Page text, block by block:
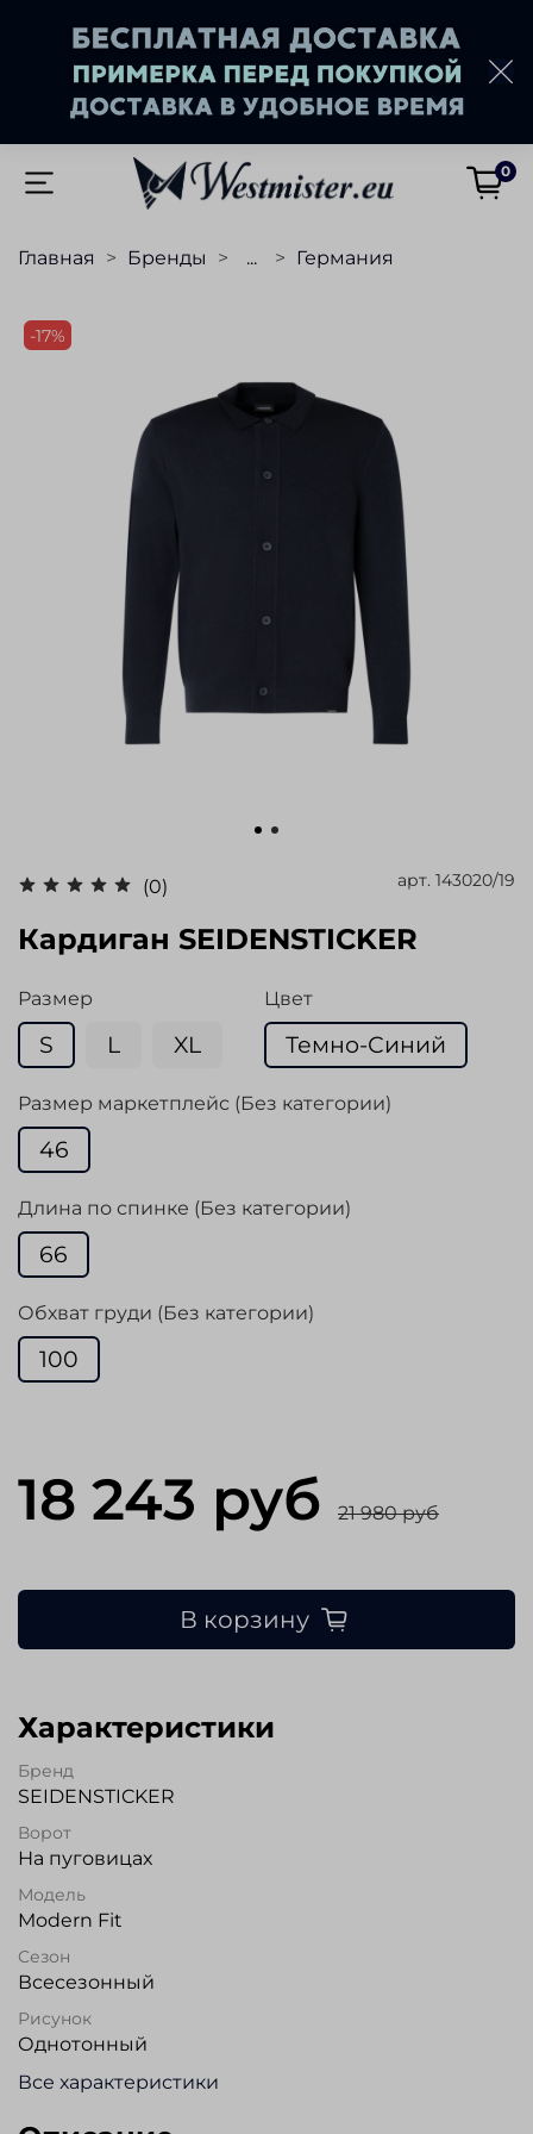
0
Главная Бренды ... Германия
-17%
(0) арт. 143020/19
Кардиган SEIDENSTICKER
Размер
S L XL
Цвет
Темно-Синий
Размер маркетплейс (Без категории)
46
Длина по спинке (Без категории)
66
Обхват груди (Без категории)
100
18 243 руб 21 980 руб
В корзину
Характеристики
Бренд
SEIDENSTICKER
Ворот
На пуговицах
Модель
Modern Fit
Сезон
Всесезонный
Рисунок
Однотонный
Все характеристики